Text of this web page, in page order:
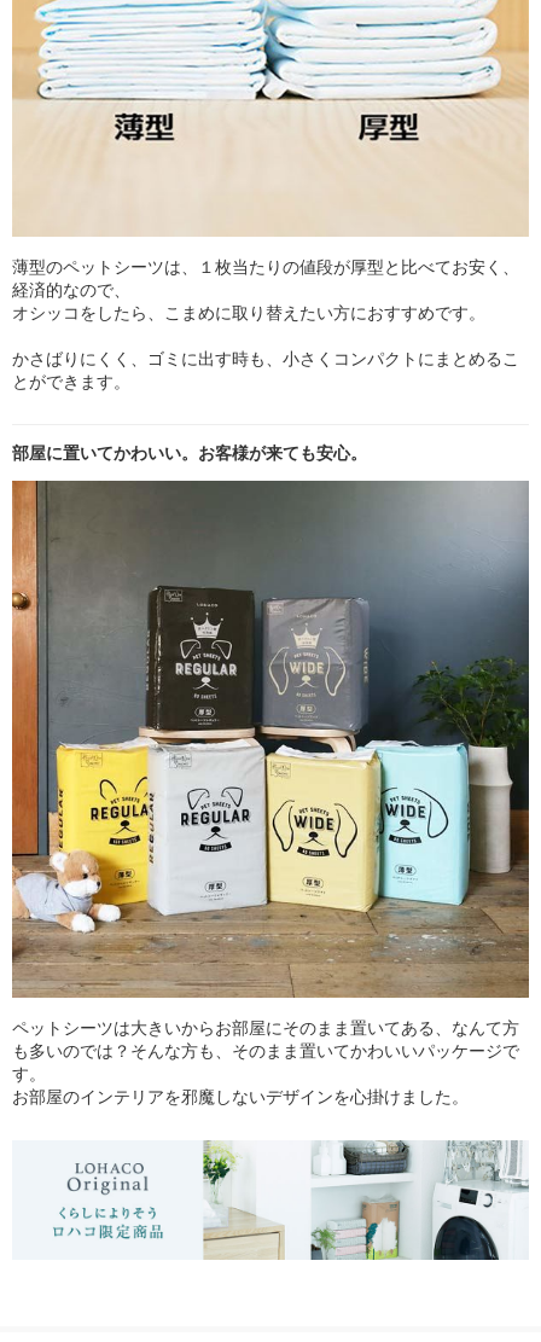
薄型のペットシーツは、１枚当たりの値段が厚型と比べてお安く、
経済的なので、
オシッコをしたら、こまめに取り替えたい方におすすめです。
かさばりにくく、ゴミに出す時も、小さくコンパクトにまとめるこ
とができます。
部屋に置いてかわいい。お客様が来ても安心。
ペットシーツは大きいからお部屋にそのまま置いてある、なんて方
も多いのでは？そんな方も、そのまま置いてかわいいパッケージで
す。
お部屋のインテリアを邪魔しないデザインを心掛けました。